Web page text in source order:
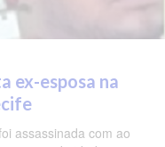
ex-esposa na
assassinada com ao